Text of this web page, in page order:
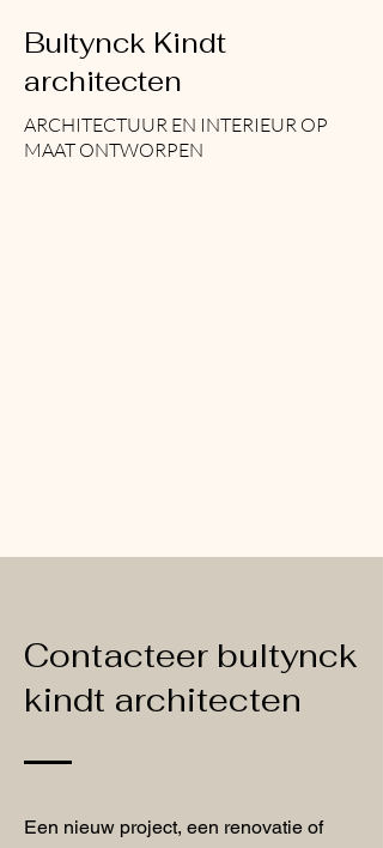
Bultynck Kindt
architecten
ARCHITECTUUR EN INTERIEUR OP
MAAT ONTWORPEN
Contacteer bultynck
kindt architecten
Een nieuw project, een renovatie of